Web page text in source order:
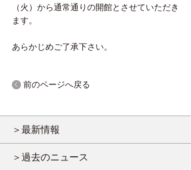
（火）から通常通りの開館とさせていただき
ます。
あらかじめご了承下さい。
前のページへ戻る
＞最新情報
＞過去のニュース